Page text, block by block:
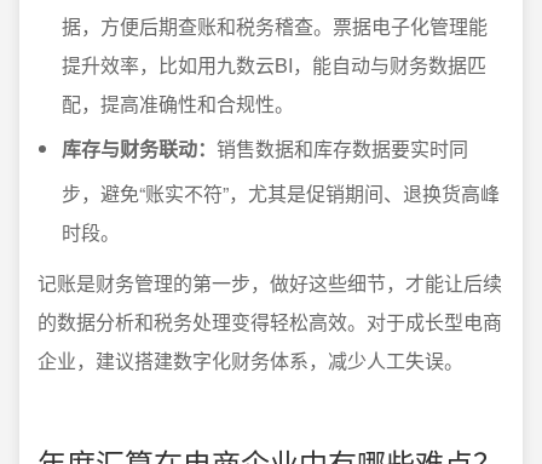
据，方便后期查账和税务稽查。票据电子化管理能
提升效率，比如用九数云BI，能自动与财务数据匹
配，提高准确性和合规性。
库存与财务联动： 销售数据和库存数据要实时同
步，避免“账实不符”，尤其是促销期间、退换货高峰
时段。
记账是财务管理的第一步，做好这些细节，才能让后续
的数据分析和税务处理变得轻松高效。对于成长型电商
企业，建议搭建数字化财务体系，减少人工失误。